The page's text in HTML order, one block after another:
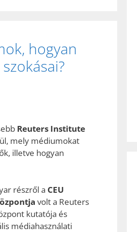
hogyan
Reuters Institute
mely médiumokat
illetve hogyan
részről a CEU
volt a Reuters
kutatója és
médiahasználati